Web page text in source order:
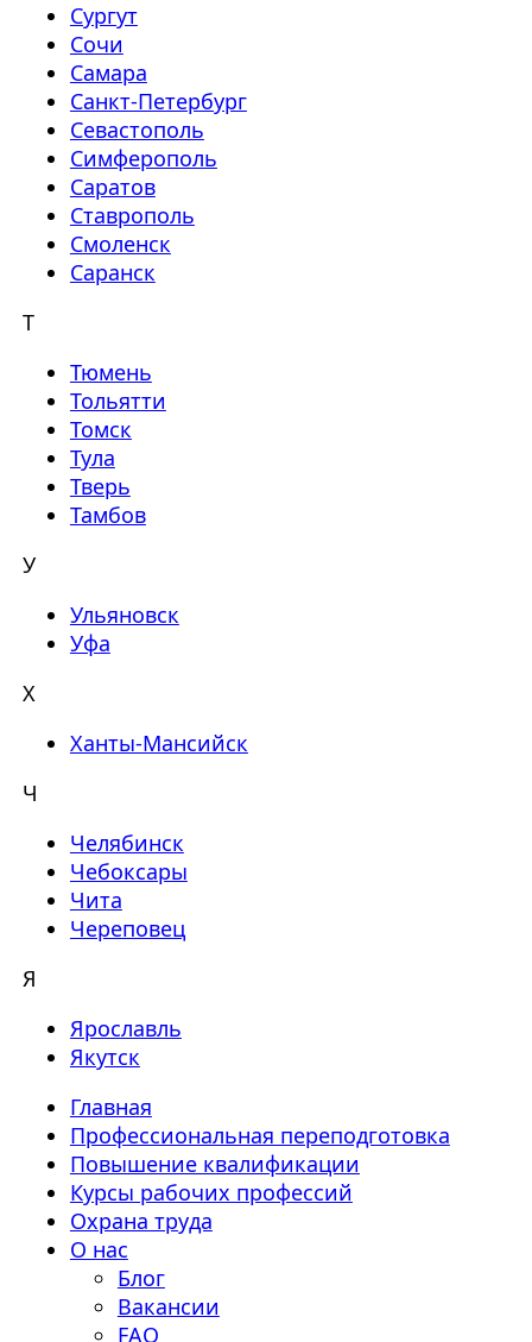
Сургут
Сочи
Самара
Санкт-Петербург
Севастополь
Симферополь
Саратов
Ставрополь
Смоленск
Саранск
Т
Тюмень
Тольятти
Томск
Тула
Тверь
Тамбов
У
Ульяновск
Уфа
Х
Ханты-Мансийск
Ч
Челябинск
Чебоксары
Чита
Череповец
Я
Ярославль
Якутск
Главная
Профессиональная переподготовка
Повышение квалификации
Курсы рабочих профессий
Охрана труда
О нас
Блог
Вакансии
FAQ